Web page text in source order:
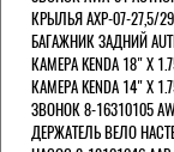
КРЫЛЬЯ AXP-07-27,5/29
БАГАЖНИК ЗАДНИЙ
КАМЕРА KENDA 18" Х
КАМЕРА KENDA 14" Х
ЗВОНОК 8-16310105
ДЕРЖАТЕЛЬ ВЕЛО